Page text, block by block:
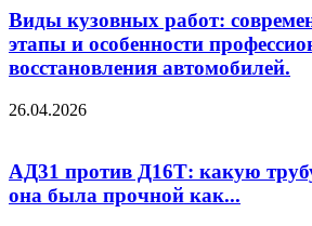
Виды кузовных работ:
этапы и особенности
восстановления автомобилей.
26.04.2026
АД31 против Д16Т: какую
она была прочной как...